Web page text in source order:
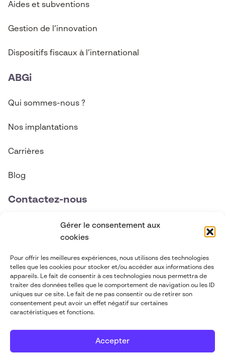
Gérer le consentement aux
cookies
Pour offrir les meilleures expériences, nous utilisons des technologies
telles que les cookies pour stocker et/ou accéder aux informations des
appareils. Le fait de consentir à ces technologies nous permettra de
traiter des données telles que le comportement de navigation ou les ID
uniques sur ce site. Le fait de ne pas consentir ou de retirer son
consentement peut avoir un effet négatif sur certaines
caractéristiques et fonctions.
Accepter
Aides et subventions
Gestion de l’innovation
Dispositifs fiscaux à l’international
ABGi
Qui sommes-nous ?
Nos implantations
Carrières
Blog
Contactez-nous
contact@abgi-canada.com
Suivez-nous
Mentions légales